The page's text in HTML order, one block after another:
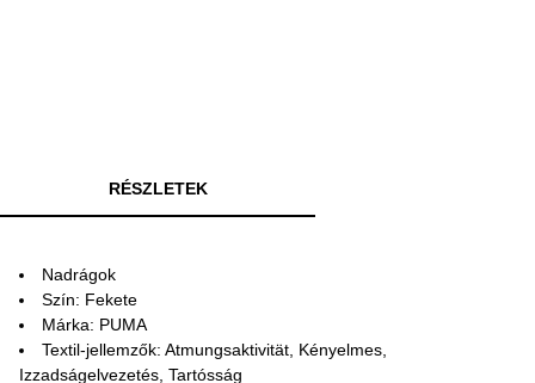
RÉSZLETEK
Nadrágok
Szín: Fekete
Márka: PUMA
Textil-jellemzők: Atmungsaktivität, Kényelmes,
Izzadságelvezetés, Tartósság